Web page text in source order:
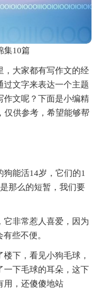
集10篇
，大家都有写作文的经
过文字来表达一个主题
作文呢？下面是小编精
仅供参考，希望能够帮
能活14岁，它们的1
那么的短暂，我们要
它非常惹人喜爱，因为
些不便。
下，看见小狗毛球，
一下毛球的耳朵，这下
用，还傻傻地站